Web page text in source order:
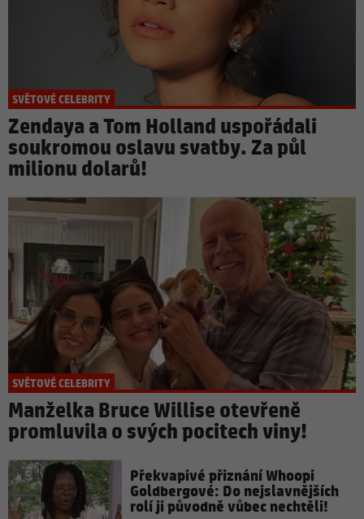
SVĚTOVÉ CELEBRITY
Zendaya a Tom Holland uspořádali
soukromou oslavu svatby. Za půl
milionu dolarů!
SVĚTOVÉ CELEBRITY
Manželka Bruce Willise otevřeně
promluvila o svých pocitech viny!
Překvapivé přiznání Whoopi
Goldbergové: Do nejslavnějších
rolí ji původně vůbec nechtěli!